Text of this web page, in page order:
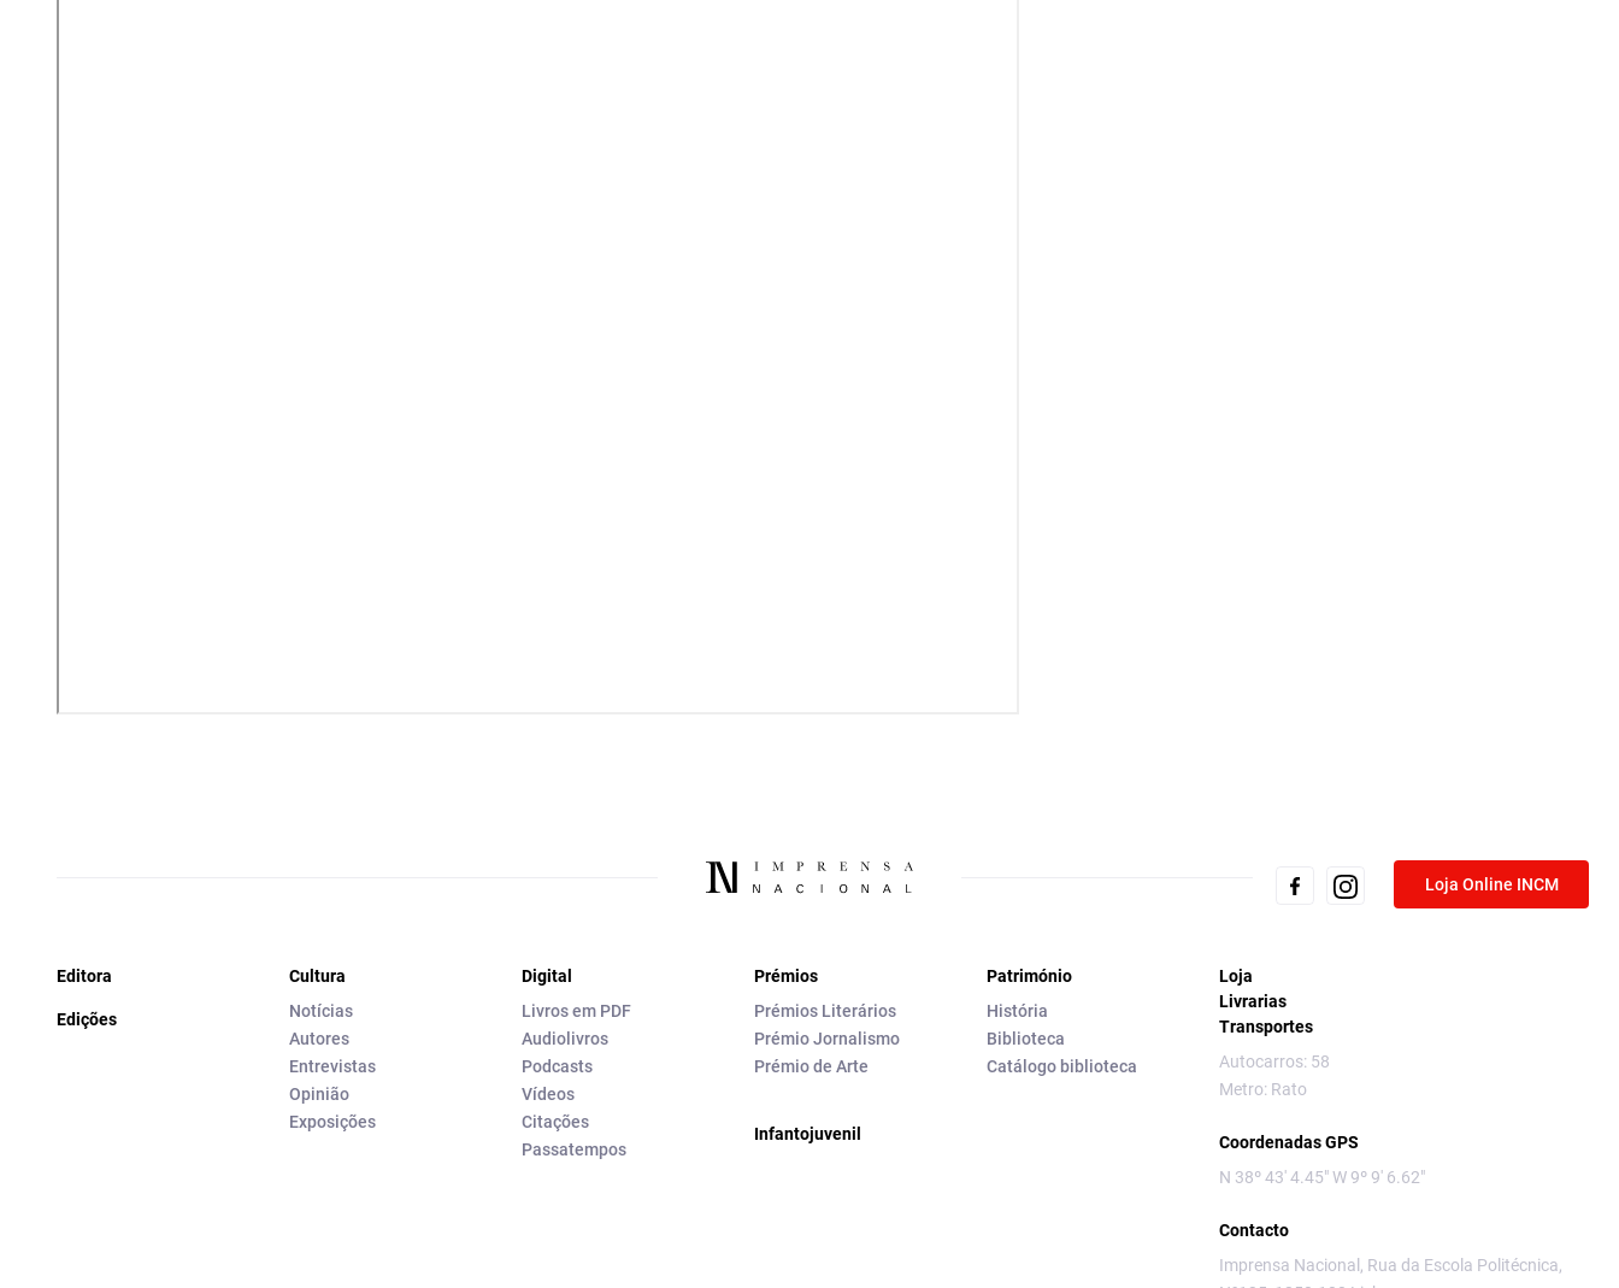
Loja Online INCM
Editora
Edições
Cultura
Notícias
Autores
Entrevistas
Opinião
Exposições
Digital
Livros em PDF
Audiolivros
Podcasts
Vídeos
Citações
Passatempos
Prémios
Prémios Literários
Prémio Jornalismo
Prémio de Arte
Infantojuvenil
Património
História
Biblioteca
Catálogo biblioteca
Loja
Livrarias
Transportes
Autocarros: 58
Metro: Rato
Coordenadas GPS
N 38º 43' 4.45" W 9º 9' 6.62"
Contacto
Imprensa Nacional, Rua da Escola Politécnica,